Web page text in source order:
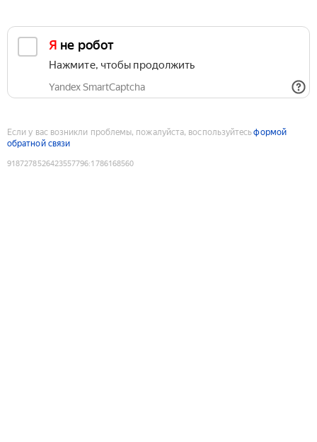
Я не робот
Нажмите, чтобы продолжить
Yandex SmartCaptcha
Если у вас возникли проблемы, пожалуйста, воспользуйтесьформой
обратной связи
9187278526423557796:1786168560